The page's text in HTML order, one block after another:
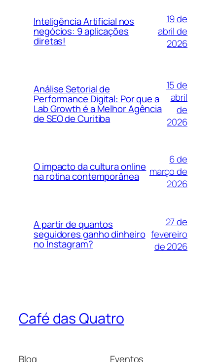
Inteligência Artificial nos
negócios: 9 aplicações
diretas!
19 de
abril de
2026
Análise Setorial de
Performance Digital: Por que a
Lab Growth é a Melhor Agência
de SEO de Curitiba
15 de
abril
de
2026
O impacto da cultura online
na rotina contemporânea
6 de
março de
2026
A partir de quantos
seguidores ganho dinheiro
no Instagram?
27 de
fevereiro
de 2026
Café das Quatro
Blog Eventos